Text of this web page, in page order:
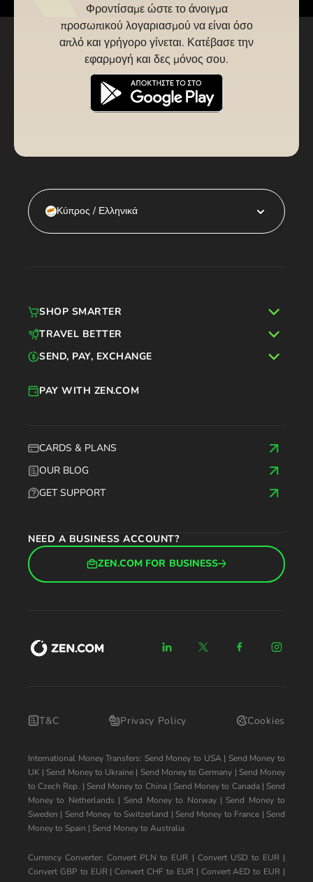
Φροντίσαμε ώστε το άνοιγμα
προσωπικού λογαριασμού να είναι όσο
απλό και γρήγορο γίνεται. Κατέβασε την
εφαρμογή και δες μόνος σου.
Κύπρος / Ελληνικά
CARDS & PLANS
OUR BLOG
GET SUPPORT
PAY WITH ZEN.COM
NEED A BUSINESS ACCOUNT?
ZEN.COM FOR BUSINESS
SHOP SMARTER
TRAVEL BETTER
SEND, PAY, EXCHANGE
T&C Privacy Policy Cookies
International Money Transfers: Send Money to USA| Send Money to
UK | Send Money to Ukraine | Send Money to Germany | Send Money
to Czech Rep. | Send Money to China| Send Money to Canada| Send
Money to Netherlands | Send Money to Norway| Send Money to
Sweden | Send Money to Switzerland | Send Money to France | Send
Money to Spain | Send Money to Australia
Currency Converter:Convert PLN to EUR | Convert USD to EUR|
Convert GBP to EUR|Convert CHF to EUR| Convert AED to EUR |